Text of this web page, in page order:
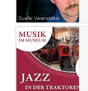
Quelle: Veranstalter